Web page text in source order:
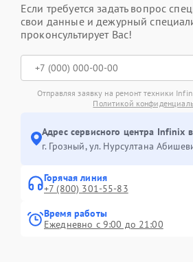
Если требуется задать вопрос
свои данные и дежурный
проконсультирует Вас!
Отправляя заявку на ремонт техники
Политикой
Адрес сервисного центра Infinix
г. Грозный, ул. Нурсултана
Горячая линия
+7 (800) 301-55-83
Время работы
Ежедневно с 9:00 до 21:00